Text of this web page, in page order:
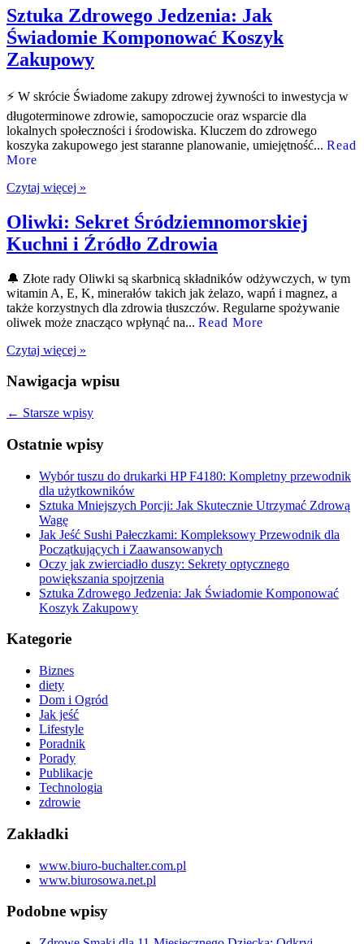
Sztuka Zdrowego Jedzenia: Jak
Świadomie Komponować Koszyk
Zakupowy
⚡ W skrócie Świadome zakupy zdrowej żywności to inwestycja w
długoterminowe zdrowie, samopoczucie oraz wsparcie dla
lokalnych społeczności i środowiska. Kluczem do zdrowego
koszyka zakupowego jest staranne planowanie, umiejętność... Read
More
Czytaj więcej »
Oliwki: Sekret Śródziemnomorskiej
Kuchni i Źródło Zdrowia
🔔 Złote rady Oliwki są skarbnicą składników odżywczych, w tym
witamin A, E, K, minerałów takich jak żelazo, wapń i magnez, a
także korzystnych dla zdrowia tłuszczów. Regularne spożywanie
oliwek może znacząco wpłynąć na... Read More
Czytaj więcej »
Nawigacja wpisu
← Starsze wpisy
Ostatnie wpisy
Wybór tuszu do drukarki HP F4180: Kompletny przewodnik
dla użytkowników
Sztuka Mniejszych Porcji: Jak Skutecznie Utrzymać Zdrową
Wagę
Jak Jeść Sushi Pałeczkami: Kompleksowy Przewodnik dla
Początkujących i Zaawansowanych
Oczy jak zwierciadło duszy: Sekrety optycznego
powiększania spojrzenia
Sztuka Zdrowego Jedzenia: Jak Świadomie Komponować
Koszyk Zakupowy
Kategorie
Biznes
diety
Dom i Ogród
Jak jeść
Lifestyle
Poradnik
Porady
Publikacje
Technologia
zdrowie
Zakładki
www.biuro-buchalter.com.pl
www.biurosowa.net.pl
Podobne wpisy